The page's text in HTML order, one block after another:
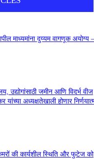
माध्यमांना दुय्यम वागणूक अयोग्य –
उद्योगांसाठी जमीन आणि विदर्भ वीज
यांच्या अध्यक्षतेखाली होणार
की कार्यशील स्थिति और फुटेज को